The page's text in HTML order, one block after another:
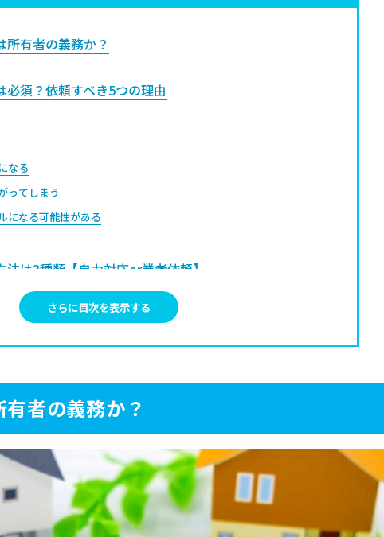
所有者の義務か？
必須？依頼すべき5つの理由
なる
ってしまう
になる可能性がある
は3種類【自力対応or業者依頼】
者に依頼するメリット4選
ない
会い不要
さらに目次を表示する
者の義務か？